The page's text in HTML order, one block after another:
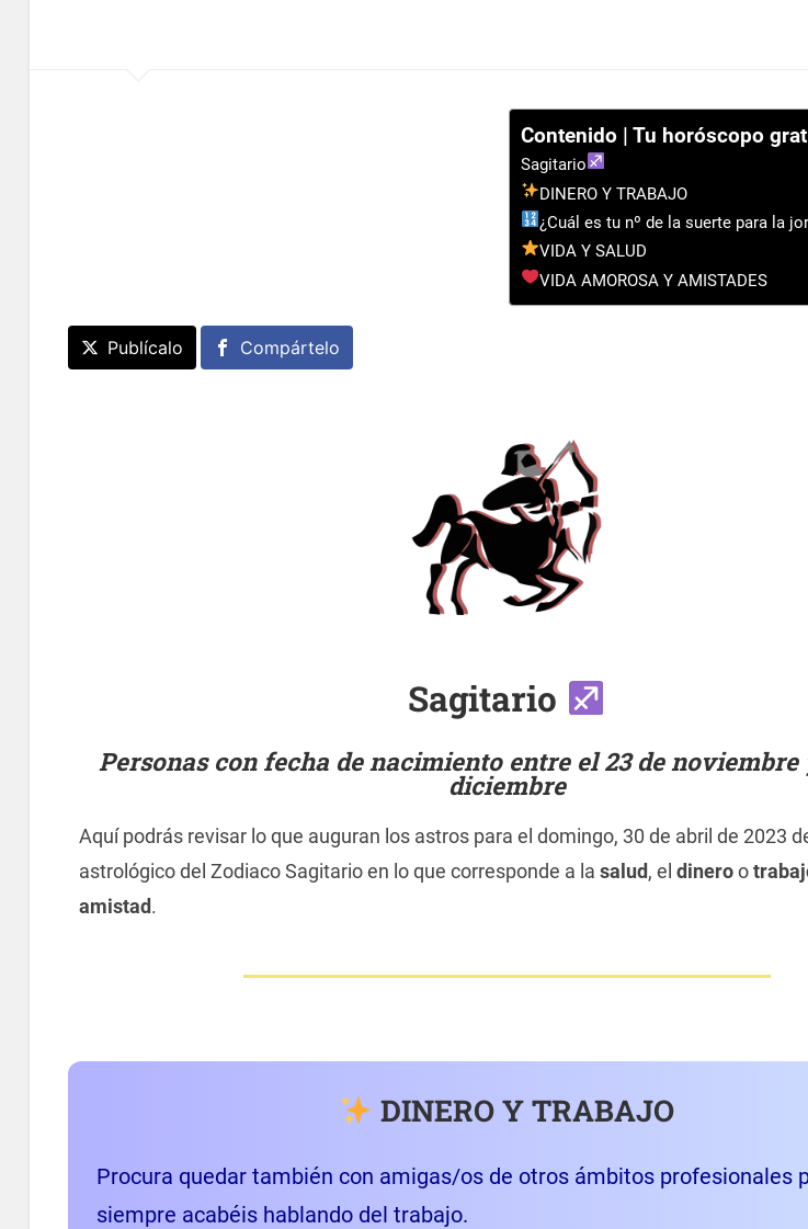
Contenido | Tu horóscopo
Sagitario
DINERO Y TRABAJO
¿Cuál es tu nº de la suerte para la
VIDA Y SALUD
VIDA AMOROSA Y AMISTADES
Publícalo Compártelo
Sagitario
Personas con fecha de nacimiento entre el 23 de noviembre
diciembre
Aquí podrás revisar lo que auguran los astros para el domingo, 30 de abril de 2023
astrológico del Zodiaco Sagitario en lo que corresponde a la salud, el dineroo
amistad.
DINERO Y TRABAJO
Procura quedar también con amigas/os de otros ámbitos profesionales
siempre acabéis hablando del trabajo.